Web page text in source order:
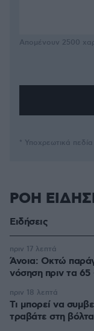
Απομένουν 2500
* Υποχρεωτικά πεδία
ΡΟΗ
Ειδήσεις
Άνοια: Οκτώ
νόσηση πριν τα
πριν 17 λεπτά
Τι μπορεί να
τραβάτε στη
πριν 18 λεπτά